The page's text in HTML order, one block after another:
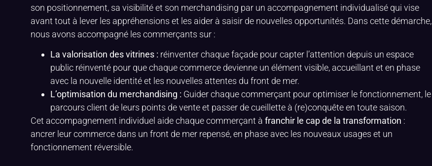
son positionnement, sa visibilité et son merchandising par un accompagnement individualisé qui vise
avant tout à lever les appréhensions et les aider à saisir de nouvelles opportunités. Dans cette démarche,
nous avons accompagné les commerçants sur :
La valorisation des vitrines : réinventer chaque façade pour capter l’attention depuis un espace
public réinventé pour que chaque commerce devienne un élément visible, accueillant et en phase
avec la nouvelle identité et les nouvelles attentes du front de mer.
L’optimisation du merchandising : Guider chaque commerçant pour optimiser le fonctionnement, le
parcours client de leurs points de vente et passer de cueillette à (re)conquête en toute saison.
Cet accompagnement individuel aide chaque commerçant à franchir le cap de la transformation :
ancrer leur commerce dans un front de mer repensé, en phase avec les nouveaux usages et un
fonctionnement réversible.